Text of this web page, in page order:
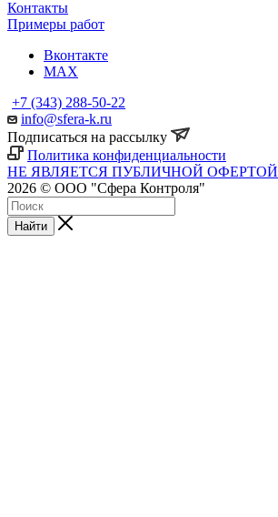
Контакты
Примеры работ
Вконтакте
MAX
+7 (343) 288-50-22
info@sfera-k.ru
Подписаться на рассылку
Политика конфиденциальности
НЕ ЯВЛЯЕТСЯ ПУБЛИЧНОЙ ОФЕРТОЙ
2026 © ООО "Сфера Контроля"
Найти